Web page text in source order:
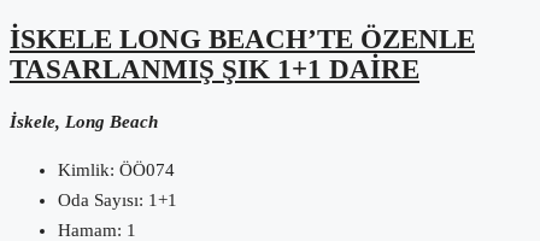
İSKELE LONG BEACH’TE ÖZENLE
TASARLANMIŞ ŞIK 1+1 DAIRE
İskele, Long Beach
Kimlik: ÖÖ074
Oda Sayısı: 1+1
Hamam: 1